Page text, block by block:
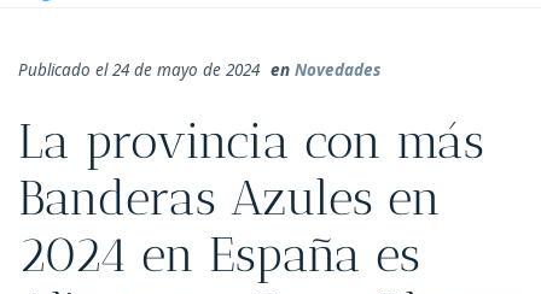
Publicado el 24 de mayo de 2024 en Novedades
La provincia con más
Banderas Azules en
2024 en España es